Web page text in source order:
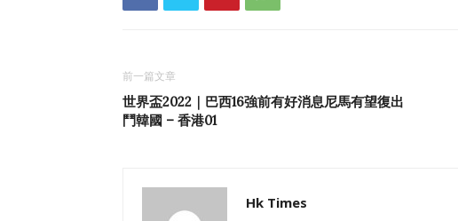
前一篇文章
世界盃2022｜巴西16強前有好消息尼馬有望復出
鬥韓國 – 香港01
Hk Times